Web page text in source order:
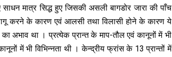
मात्र सिद्ध हुए जिसकी असली बागडोर जारा की पाँच
करने के कारण एवं आलसी तथा विलासी होने के कारण ये
अभाव था । प्रत्येक प्रान्त के माप-तौल एवं कानूनों में भी
में भी विभिन्नता थी । केन्द्रीय फ्रांस के 13 प्रान्तों में